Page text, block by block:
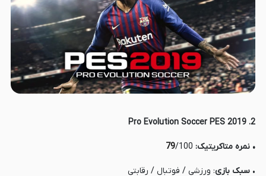
2. Pro Evolution Soccer PES 2019
• نمره متاکریتیک: 79/100
• سبک بازی: ورزشی / فوتبال / رقابتی